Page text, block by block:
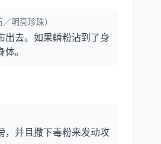
明亮珍珠）
出去。如果鳞粉沾到了身
。
，并且撒下毒粉来发动攻